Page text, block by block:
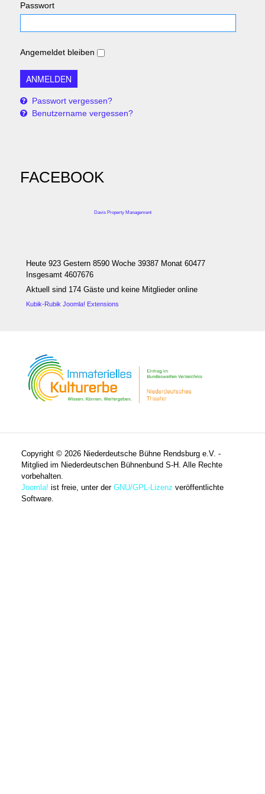
Passwort
Angemeldet bleiben
Passwort vergessen?
Benutzername vergessen?
FACEBOOK
Davis Property Management
Heute 923 Gestern 8590 Woche 39387 Monat 60477
Insgesamt 4607676
Aktuell sind 174 Gäste und keine Mitglieder online
Kubik-Rubik Joomla! Extensions
Copyright © 2026 Niederdeutsche Bühne Rendsburg e.V. -
Mitglied im Niederdeutschen Bühnenbund S-H. Alle Rechte
vorbehalten.
Joomla! ist freie, unter derGNU/GPL-Lizenz veröffentlichte
Software.